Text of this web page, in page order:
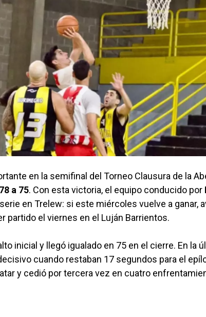
en la semifinal del Torneo Clausura de la
a 75. Con esta victoria, el equipo conducido por
en Trelew: si este miércoles vuelve a ganar,
partido el viernes en el Luján Barrientos.
inicial y llegó igualado en 75 en el cierre. En la
cuando restaban 17 segundos para el
y cedió por tercera vez en cuatro